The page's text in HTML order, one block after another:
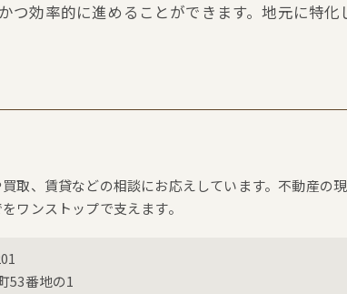
効率的に進めることができます。地元に特
取、賃貸などの相談にお応えしています。不動産の
ワンストップで支えます。
53番地の1